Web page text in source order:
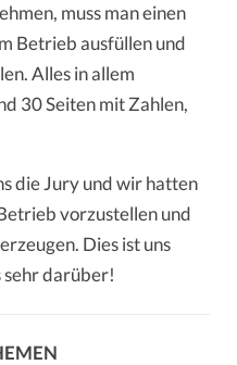
muss man einen
Betrieb ausfüllen und
Alles in allem
30 Seiten mit Zahlen,
die Jury und wir hatten
vorzustellen und
Dies ist uns
sehr darüber!